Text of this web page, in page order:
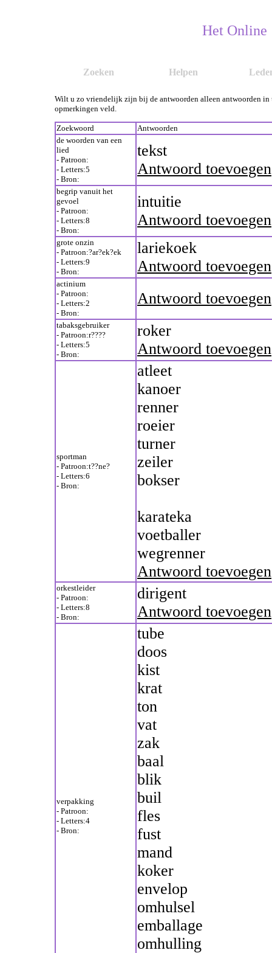
Het Online
Zoeken Helpen
Wilt u zo vriendelijk zijn bij de antwoorden alleen antwoorden
opmerkingen veld.
Zoekwoord
Antwoorden
de woorden van een
lied
- Patroon:
- Letters:5
- Bron:
tekst
Antwoord toevoegen
begrip vanuit het
gevoel
- Patroon:
- Letters:8
- Bron:
intuitie
Antwoord toevoegen
grote onzin
- Patroon:?ar?ek?ek
- Letters:9
- Bron:
lariekoek
Antwoord toevoegen
actinium
- Patroon:
- Letters:2
- Bron:
Antwoord toevoegen
tabaksgebruiker
- Patroon:r????
- Letters:5
- Bron:
roker
Antwoord toevoegen
sportman
- Patroon:t??ne?
- Letters:6
- Bron:
atleet
kanoer
renner
roeier
turner
zeiler
bokser
karateka
voetballer
wegrenner
Antwoord toevoegen
orkestleider
- Patroon:
- Letters:8
- Bron:
dirigent
Antwoord toevoegen
verpakking
- Patroon:
- Letters:4
- Bron:
tube
doos
kist
krat
ton
vat
zak
baal
blik
buil
fles
fust
mand
koker
envelop
omhulsel
emballage
omhulling